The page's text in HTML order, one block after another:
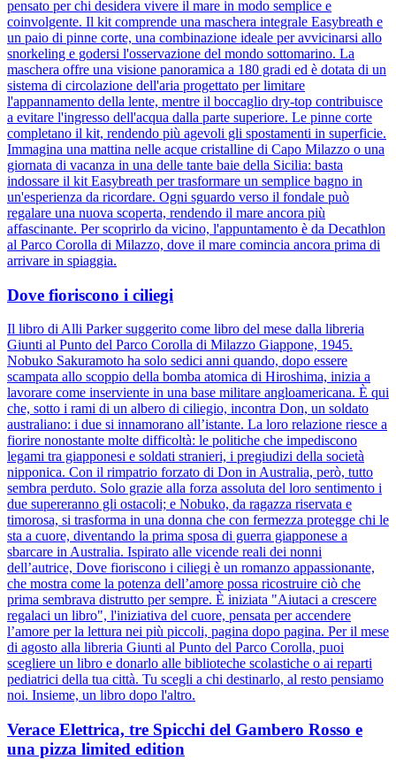
pensato per chi desidera vivere il mare in modo semplice e
coinvolgente. Il kit comprende una maschera integrale Easybreath e
un paio di pinne corte, una combinazione ideale per avvicinarsi allo
snorkeling e godersi l'osservazione del mondo sottomarino. La
maschera offre una visione panoramica a 180 gradi ed è dotata di un
sistema di circolazione dell'aria progettato per limitare
l'appannamento della lente, mentre il boccaglio dry-top contribuisce
a evitare l'ingresso dell'acqua dalla parte superiore. Le pinne corte
completano il kit, rendendo più agevoli gli spostamenti in superficie.
Immagina una mattina nelle acque cristalline di Capo Milazzo o una
giornata di vacanza in una delle tante baie della Sicilia: basta
indossare il kit Easybreath per trasformare un semplice bagno in
un'esperienza da ricordare. Ogni sguardo verso il fondale può
regalare una nuova scoperta, rendendo il mare ancora più
affascinante. Per scoprirlo da vicino, l'appuntamento è da Decathlon
al Parco Corolla di Milazzo, dove il mare comincia ancora prima di
arrivare in spiaggia.
Dove fioriscono i ciliegi
Il libro di Alli Parker suggerito come libro del mese dalla libreria
Giunti al Punto del Parco Corolla di Milazzo Giappone, 1945.
Nobuko Sakuramoto ha solo sedici anni quando, dopo essere
scampata allo scoppio della bomba atomica di Hiroshima, inizia a
lavorare come inserviente in una base militare angloamericana. È qui
che, sotto i rami di un albero di ciliegio, incontra Don, un soldato
australiano: i due si innamorano all’istante. La loro relazione riesce a
fiorire nonostante molte difficoltà: le politiche che impediscono
legami tra giapponesi e soldati stranieri, i pregiudizi della società
nipponica. Con il rimpatrio forzato di Don in Australia, però, tutto
sembra perduto. Solo grazie alla forza assoluta del loro sentimento i
due supereranno gli ostacoli; e Nobuko, da ragazza riservata e
timorosa, si trasforma in una donna che con fermezza protegge chi le
sta a cuore, diventando la prima sposa di guerra giapponese a
sbarcare in Australia. Ispirato alle vicende reali dei nonni
dell’autrice, Dove fioriscono i ciliegi è un romanzo appassionante,
che mostra come la potenza dell’amore possa ricostruire ciò che
prima sembrava distrutto per sempre. È iniziata "Aiutaci a crescere
regalaci un libro", l'iniziativa del cuore, pensata per accendere
l’amore per la lettura nei più piccoli, pagina dopo pagina. Per il mese
di agosto alla libreria Giunti al Punto del Parco Corolla, puoi
scegliere un libro e donarlo alle biblioteche scolastiche o ai reparti
pediatrici della tua città. Tu scegli a chi destinarlo, al resto pensiamo
noi. Insieme, un libro dopo l'altro.
Verace Elettrica, tre Spicchi del Gambero Rosso e
una pizza limited edition